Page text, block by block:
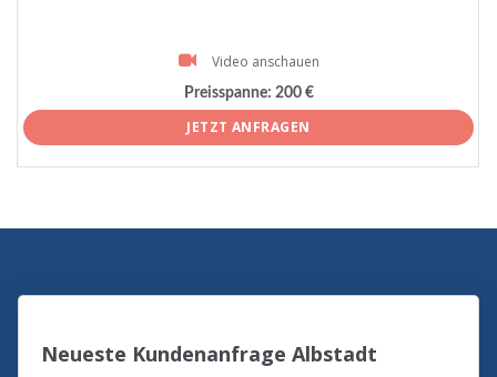
Video anschauen
Preisspanne: 200 €
JETZT ANFRAGEN
Neueste Kundenanfrage Albstadt